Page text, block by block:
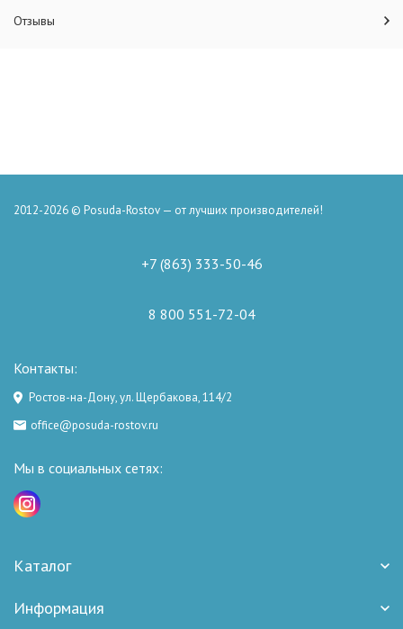
Отзывы
2012-2026 © Posuda-Rostov — от лучших производителей!
+7 (863) 333-50-46
8 800 551-72-04
Контакты:
Ростов-на-Дону, ул. Щербакова, 114/2
office@posuda-rostov.ru
Мы в социальных сетях:
Каталог
Информация